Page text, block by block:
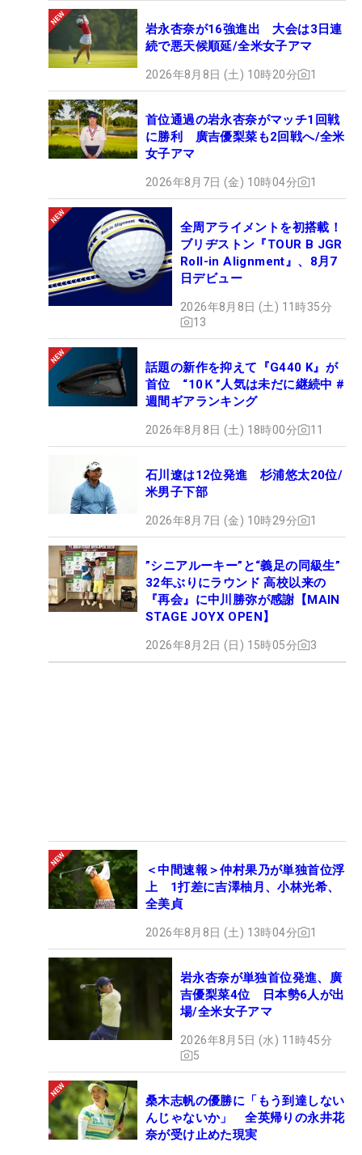
岩永杏奈が16強進出 大会は3日連
続で悪天候順延/全米女子アマ
2026年8月8日 (土) 10時20分 1
首位通過の岩永杏奈がマッチ1回戦
に勝利 廣吉優梨菜も2回戦へ/全米
女子アマ
2026年8月7日 (金) 10時04分 1
全周アライメントを初搭載！
ブリヂストン『TOUR B JGR
Roll-in Alignment』、8月7
日デビュー
2026年8月8日 (土) 11時35分
13
話題の新作を抑えて『G440 K』が
首位 “10Ｋ”人気は未だに継続中 #
週間ギアランキング
2026年8月8日 (土) 18時00分 11
石川遼は12位発進 杉浦悠太20位/
米男子下部
2026年8月7日 (金) 10時29分 1
”シニアルーキー”と“義足の同級生”
32年ぶりにラウンド 高校以来の
『再会』に中川勝弥が感謝【MAIN
STAGE JOYX OPEN】
2026年8月2日 (日) 15時05分 3
＜中間速報＞仲村果乃が単独首位浮
上 1打差に吉澤柚月、小林光希、
全美貞
2026年8月8日 (土) 13時04分 1
岩永杏奈が単独首位発進、廣
吉優梨菜4位 日本勢6人が出
場/全米女子アマ
2026年8月5日 (水) 11時45分
5
桑木志帆の優勝に「もう到達しない
んじゃないか」 全英帰りの永井花
奈が受け止めた現実